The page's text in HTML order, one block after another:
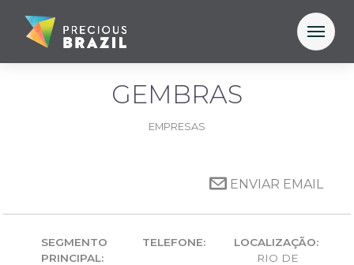
GEMBRAS
EMPRESAS
ENVIAR EMAIL
SEGMENTO
PRINCIPAL:
TELEFONE:
LOCALIZAÇÃO:
RIO DE